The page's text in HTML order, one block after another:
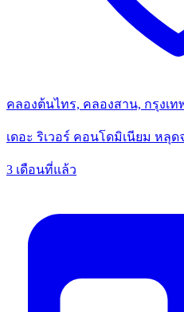
คลองต้นไทร, คลองสาน, กรุงเ
เดอะ ริเวอร์ คอนโดมิเนียม หลุ
3 เดือนที่แล้ว